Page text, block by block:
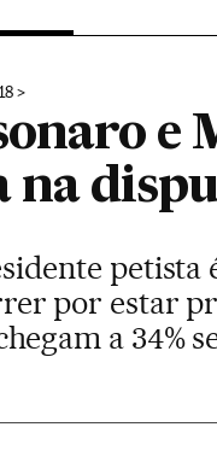
e
na
petista
por estar
a 34%